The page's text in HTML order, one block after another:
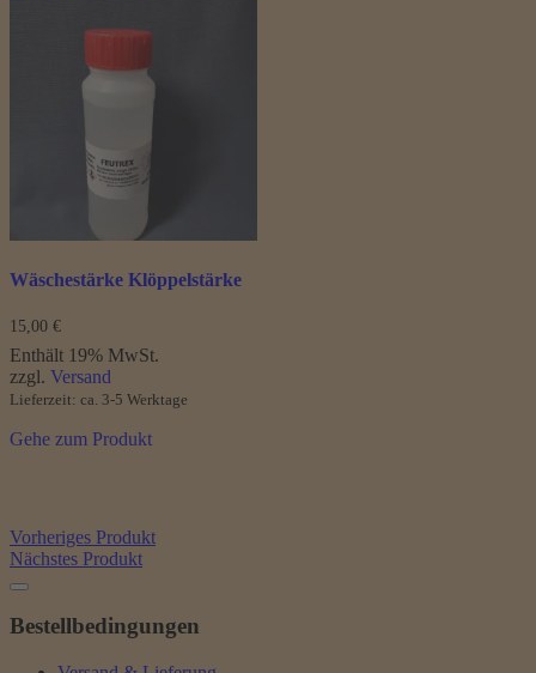
Wäschestärke Klöppelstärke
15,00 €
Enthält 19% MwSt.
zzgl. Versand
Lieferzeit: ca. 3-5 Werktage
Gehe zum Produkt
Vorheriges Produkt
Nächstes Produkt
Bestellbedingungen